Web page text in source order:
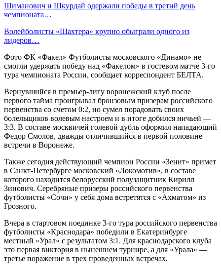
Шиманович и Шкурдай одержали победы в третий день
чемпионата…
Волейболисты «Шахтера» крупно обыграли одного из
лидеров…
Фото ФК «Факел» Футболисты московского «Динамо» не
смогли удержать победу над «Факелом» в гостевом матче 3-го
тура чемпионата России, сообщает корреспондент БЕЛТА.
Вернувшийся в премьер-лигу воронежский клуб после
первого тайма проигрывал бронзовым призерам российского
первенства со счетом 0:2, но сумел порадовать своих
болельщиков волевым настроем и в итоге добился ничьей —
3:3. В составе москвичей голевой дубль оформил нападающий
Федор Смолов, дважды отличившийся в первой половине
встречи в Воронеже.
Также сегодня действующий чемпион России «Зенит» примет
в Санкт-Петербурге московский «Локомотив», в составе
которого находится белорусский полузащитник Кирилл
Зинович. Серебряные призеры российского первенства
футболисты «Сочи» у себя дома встретятся с «Ахматом» из
Грозного.
Вчера в стартовом поединке 3-го тура российского первенства
футболисты «Краснодара» победили в Екатеринбурге
местный «Урал» с результатом 3:1. Для краснодарского клуба
это первая виктория в нынешнем турнире, а для «Урала» —
третье поражение в трех проведенных встречах.